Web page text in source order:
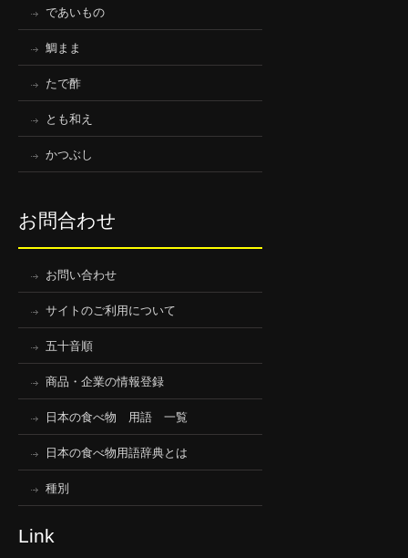
であいもの
鯛まま
たで酢
とも和え
かつぶし
お問合わせ
お問い合わせ
サイトのご利用について
五十音順
商品・企業の情報登録
日本の食べ物 用語 一覧
日本の食べ物用語辞典とは
種別
Link